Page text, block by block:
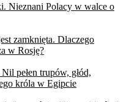
Nieznani Polacy w walce o
zamknięta. Dlaczego
w Rosję?
pełen trupów, głód,
króla w Egipcie